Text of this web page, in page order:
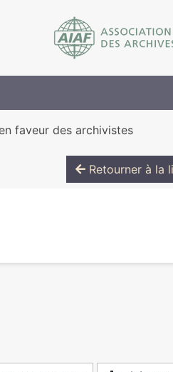
faveur des archivistes
Retourner à la